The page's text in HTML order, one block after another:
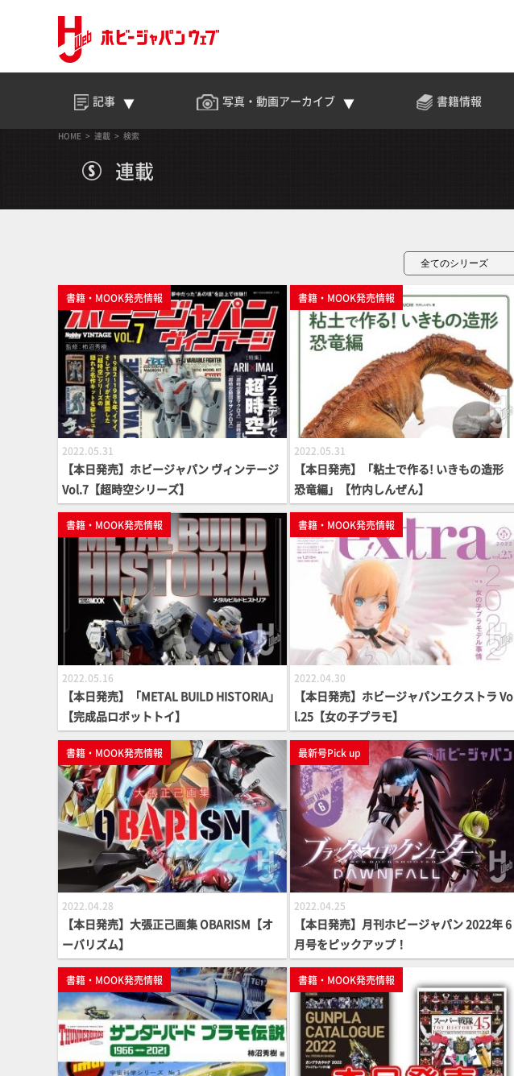
記事 写真・動画アーカイブ 書籍情報
HOME 連載 検索
連載
書籍・MOOK発売情報
2022.05.31
【本日発売】ホビージャパン ヴィンテージ
Vol.7【超時空シリーズ】
書籍・MOOK発売情報
2022.05.31
【本日発売】「粘土で作る! いきもの造形
恐竜編」【竹内しんぜん】
書籍・MOOK発売情報
2022.05.16
【本日発売】「METAL BUILD HISTORIA」
【完成品ロボットトイ】
書籍・MOOK発売情報
2022.04.30
【本日発売】ホビージャパンエクストラ Vo
l.25【女の子プラモ】
書籍・MOOK発売情報
2022.04.28
【本日発売】大張正己画集 OBARISM【オ
ーバリズム】
最新号Pick up
2022.04.25
【本日発売】月刊ホビージャパン 2022年 6
月号をピックアップ！
書籍・MOOK発売情報 書籍・MOOK発売情報